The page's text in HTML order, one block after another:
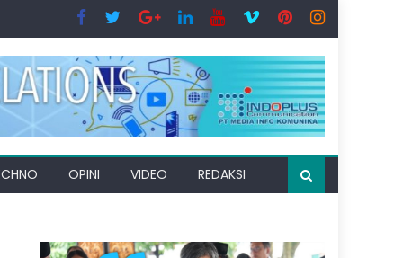
OPINI VIDEO REDAKSI